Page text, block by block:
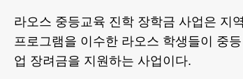
라오스 중등교육 진학 장학금 사업은 지
프로그램을 이수한 라오스 학생들이 중
업 장려금을 지원하는 사업이다.